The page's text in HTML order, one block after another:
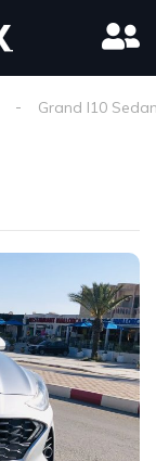
Grand I10